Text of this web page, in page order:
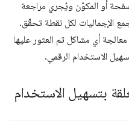
أو المكوّن ويُجري مراجعة
الإجماليات لكل نقطة تحقّق.
أي مشاكل تم العثور عليها
الاستخدام الرقمي.
بتسهيل الاستخدام